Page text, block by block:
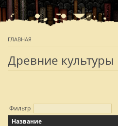
ГЛАВНАЯ
Древние культуры
Фильтр
Название